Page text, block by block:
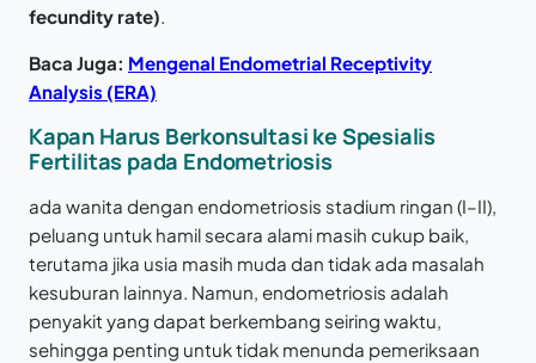
fecundity rate).
Baca Juga: Mengenal Endometrial Receptivity
Analysis (ERA)
Kapan Harus Berkonsultasi ke Spesialis
Fertilitas pada Endometriosis
ada wanita dengan endometriosis stadium ringan (I–II),
peluang untuk hamil secara alami masih cukup baik,
terutama jika usia masih muda dan tidak ada masalah
kesuburan lainnya. Namun, endometriosis adalah
penyakit yang dapat berkembang seiring waktu,
sehingga penting untuk tidak menunda pemeriksaan